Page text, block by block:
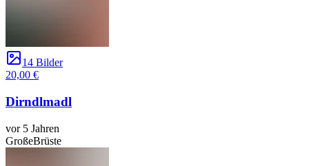
14 Bilder
20,00 €
Dirndlmadl
vor 5 Jahren
GroßeBrüste